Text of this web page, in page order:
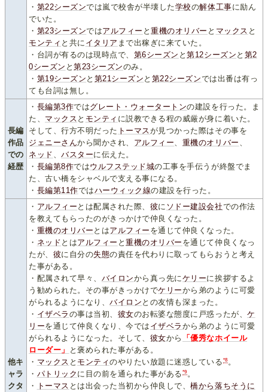
・ 第22シーズンでは嵐で校舎が半壊した学校の解体工事に励ん
でいた。
・ 第23シーズンではアルフィー と重機のオリバー と マックス と
モンティ と共に イタリア まで出稼ぎに来ていた。
・台詞が有るのは現時点で、 第6シーズン と第12シーズン と 第2
0シーズン と第23シーズンのみ。
・ 第19シーズン と 第21シーズン と 第22シーズンでは出番は有っ
ても台詞は無し。
長編
作品
での
経歴
・ 長編第3作ではグレート・ウォータートンの建設を行った。ま
た、 マックス と モンティ に説教できる程の威厳が身に着いた。
そして、行方不明だった トーマス が見つかった際はその事を
ジェニーさんから聞かされ、 アルフィー 重機のオリバー
ネッド
、バスターに伝えた。
・ 長編第8作ではウルフステッド城の工事を手伝うが終盤でま
た、古い橋をシャベルで支える事になる。
・ 長編第11作ではハーウィック線の建設を行った。
他キ
ャラ
クタ
・ アルフィー とは配属された際、 彼に ソドー建設会社での作法
を教えてもらったのがきっかけで仲良くなった。
・ 重機のオリバー とはアルフィー を通じて仲良くなった。
・ ネッド とはアルフィー と重機のオリバー を通じて仲良くなっ
たが、 彼に自分の失態の責任を代わりに取ってもらおうと考え
た事がある。
・配属されて早々、 バイロンから真っ先に ケリーに挨拶するよ
う勧められた。その事がきっかけでケリーから弟のように可愛
がられるようになり、バイロン との友情も深まった。
・ イザベラ の事は当初、 彼女のお転婆な態度に戸惑ったが、ケ
リーを通じて仲良くなり、今では イザベラ から弟のように可愛
がられるようになった。そして、 彼女から
「優秀なホイール
ローダー」
と褒められた事がある。
・ マックス と モンティのやりたい放題に迷惑している*8。
・ パトリック に目の前を通られた事がある *9。
・
トーマス とは出会った当初から仲良しで、橋から落ちそうに